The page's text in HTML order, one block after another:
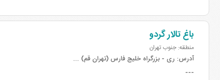
باغ تالار گردو
منطقه: جنوب تهران
آدرس: ری - بزرگراه خلیج فارس (تهران قم) ...
---